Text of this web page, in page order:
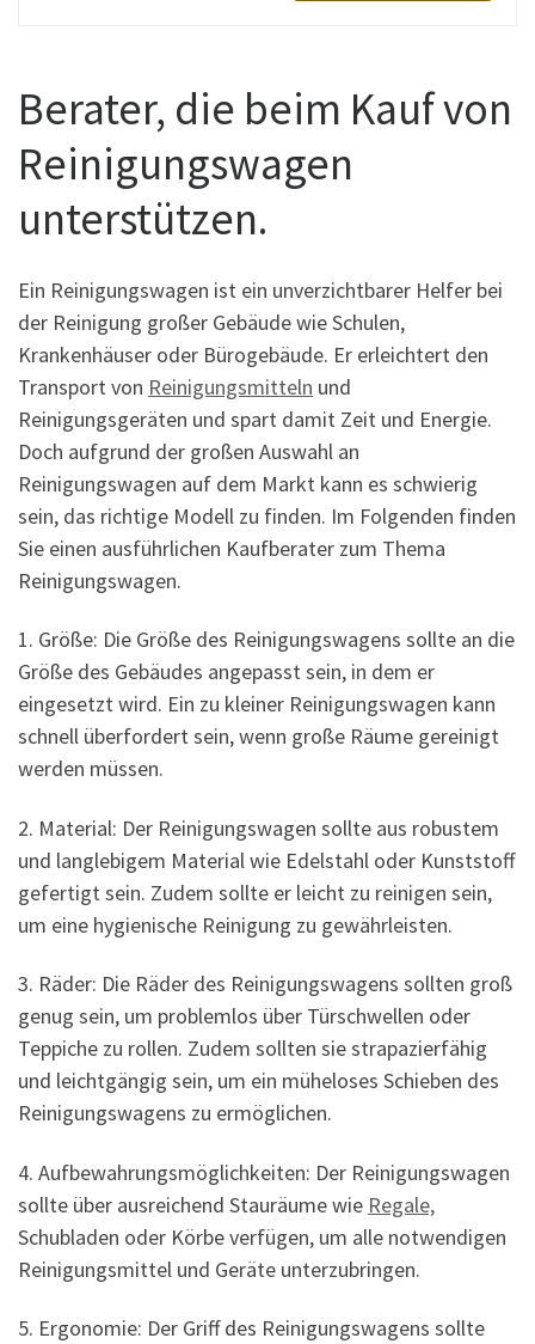
Berater, die beim Kauf von
Reinigungswagen
unterstützen.
Ein Reinigungswagen ist ein unverzichtbarer Helfer bei
der Reinigung großer Gebäude wie Schulen,
Krankenhäuser oder Bürogebäude. Er erleichtert den
Transport von Reinigungsmitteln und
Reinigungsgeräten und spart damit Zeit und Energie.
Doch aufgrund der großen Auswahl an
Reinigungswagen auf dem Markt kann es schwierig
sein, das richtige Modell zu finden. Im Folgenden finden
Sie einen ausführlichen Kaufberater zum Thema
Reinigungswagen.
1. Größe: Die Größe des Reinigungswagens sollte an die
Größe des Gebäudes angepasst sein, in dem er
eingesetzt wird. Ein zu kleiner Reinigungswagen kann
schnell überfordert sein, wenn große Räume gereinigt
werden müssen.
2. Material: Der Reinigungswagen sollte aus robustem
und langlebigem Material wie Edelstahl oder Kunststoff
gefertigt sein. Zudem sollte er leicht zu reinigen sein,
um eine hygienische Reinigung zu gewährleisten.
3. Räder: Die Räder des Reinigungswagens sollten groß
genug sein, um problemlos über Türschwellen oder
Teppiche zu rollen. Zudem sollten sie strapazierfähig
und leichtgängig sein, um ein müheloses Schieben des
Reinigungswagens zu ermöglichen.
4. Aufbewahrungsmöglichkeiten: Der Reinigungswagen
sollte über ausreichend Stauräume wie Regale,
Schubladen oder Körbe verfügen, um alle notwendigen
Reinigungsmittel und Geräte unterzubringen.
5. Ergonomie: Der Griff des Reinigungswagens sollte